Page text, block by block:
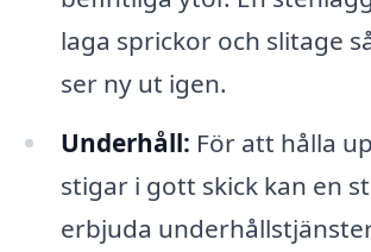
laga sprickor och slitage
ser ny ut igen.
Underhåll: För att hålla
stigar i gott skick kan en
erbjuda